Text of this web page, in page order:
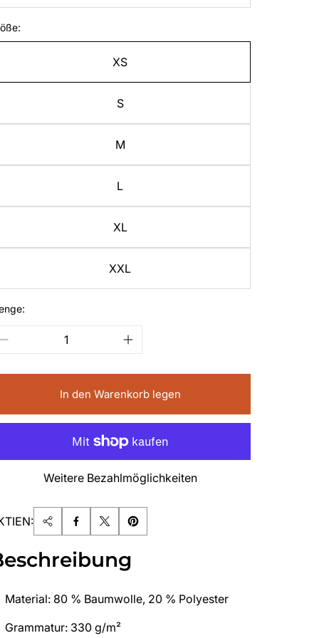
XS
S
M
L
XL
XXL
In den Warenkorb legen
Weitere Bezahlmöglichkeiten
Material: 80 % Baumwolle, 20 % Polyester
Grammatur: 330 g/m²